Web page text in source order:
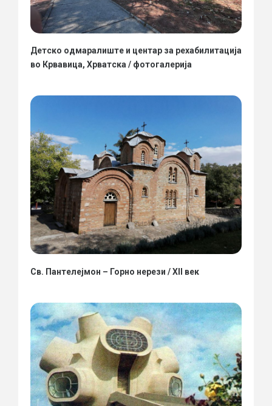
Детско одмаралиште и центар за рехабилитација
во Крвавица, Хрватска / фотогалерија
Св. Пантелејмон – Горно нерези / XII век